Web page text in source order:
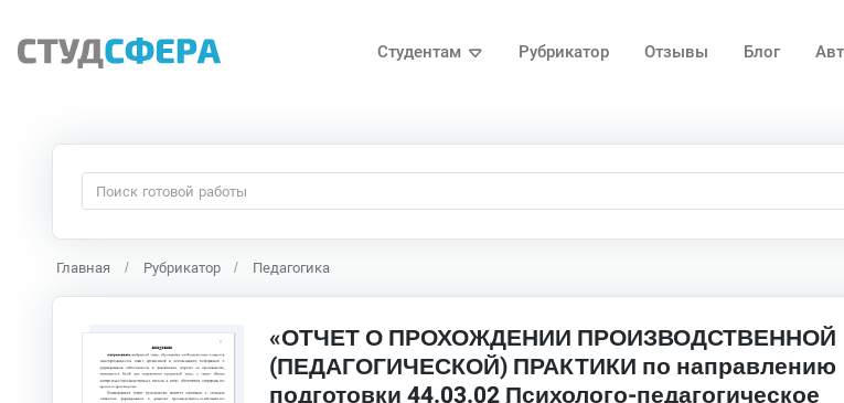
Студентам Рубрикатор Отзывы Блог
Главная Рубрикатор Педагогика
«ОТЧЕТ О ПРОХОЖДЕНИИ ПРОИЗВОДСТВЕННОЙ
(ПЕДАГОГИЧЕСКОЙ) ПРАКТИКИ по направлению
подготовки 44.03.02 Психолого-педагогическое